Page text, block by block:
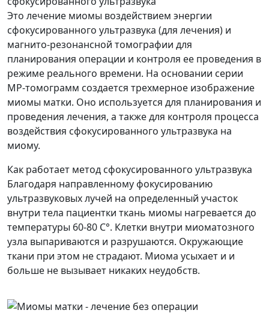
Это лечение миомы воздействием энергии
сфокусированного ультразвука (для лечения) и
магнито-резонансной томографии для
планирования операции и контроля ее проведения в
режиме реального времени. На основании серии
МР-томограмм создается трехмерное изображение
миомы матки. Оно используется для планирования и
проведения лечения, а также для контроля процесса
воздействия сфокусированного ультразвука на
миому.
Как работает метод сфокусированного ультразвука
Благодаря направленному фокусированию
ультразвуковых лучей на определенный участок
внутри тела пациентки ткань миомы нагревается до
температуры 60-80 С°. Клетки внутри миоматозного
узла выпариваются и разрушаются. Окружающие
ткани при этом не страдают. Миома усыхает и и
больше не вызывает никаких неудобств.